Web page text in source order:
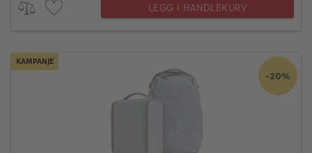
LEGG I HANDLEKURV
KAMPANJE
-20%